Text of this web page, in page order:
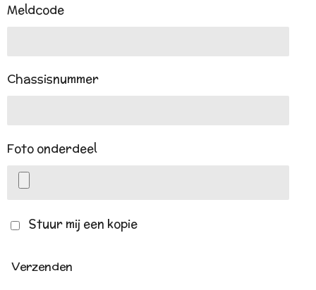
Meldcode
Chassisnummer
Foto onderdeel
Stuur mij een kopie
Verzenden